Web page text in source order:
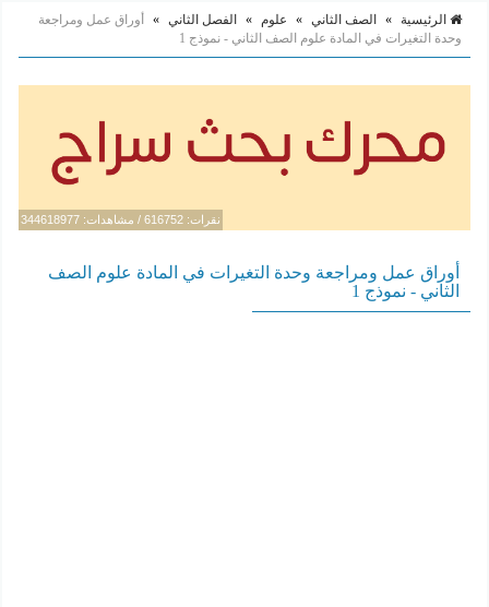
الرئيسية » الصف الثاني » علوم » الفصل الثاني »
أوراق عمل ومراجعة
وحدة التغيرات في المادة علوم الصف الثاني - نموذج 1
نقرات: 616752 / مشاهدات: 344618977
أوراق عمل ومراجعة وحدة التغيرات في المادة علوم الصف
الثاني - نموذج 1